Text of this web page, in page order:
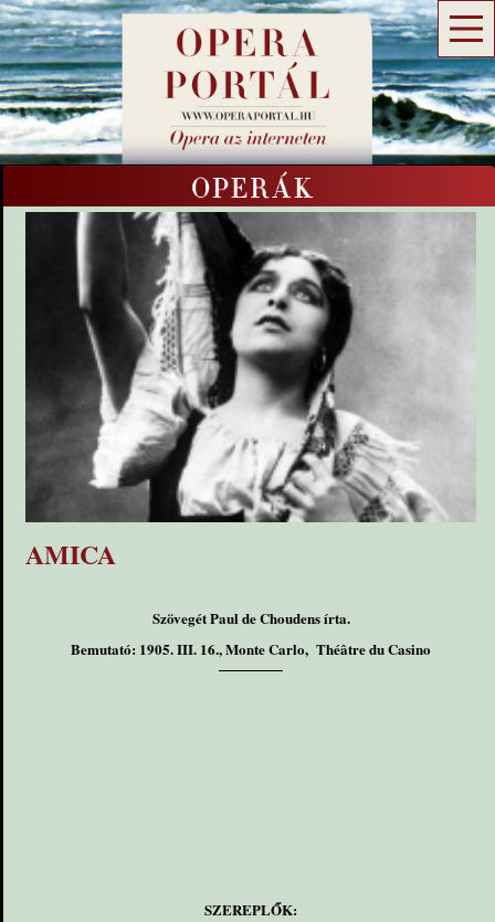
AMICA
Szövegét Paul de Choudens írta.
Bemutató: 1905. III. 16., Monte Carlo, Théâtre du Casino
SZEREPLŐK: